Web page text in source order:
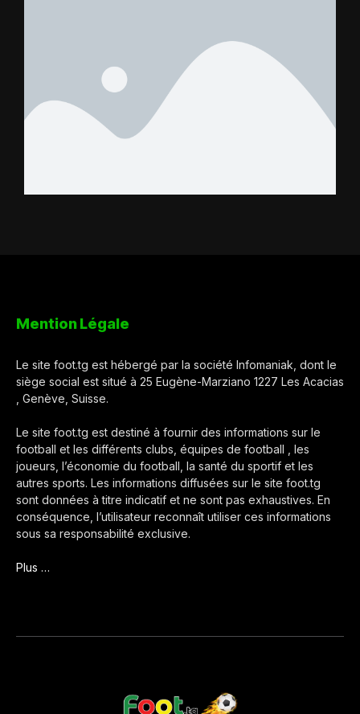
Mention Légale
Le site foot.tg est hébergé par la société Infomaniak, dont le
siège social est situé à 25 Eugène-Marziano 1227 Les Acacias
, Genève, Suisse.
Le site foot.tg est destiné à fournir des informations sur le
football et les différents clubs, équipes de football , les
joueurs, l’économie du football, la santé du sportif et les
autres sports. Les informations diffusées sur le site foot.tg
sont données à titre indicatif et ne sont pas exhaustives. En
conséquence, l’utilisateur reconnaît utiliser ces informations
sous sa responsabilité exclusive.
Plus …